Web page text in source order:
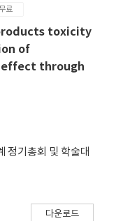
료
toxicity
of
effect through
정기총회 및 학술대
다운로드